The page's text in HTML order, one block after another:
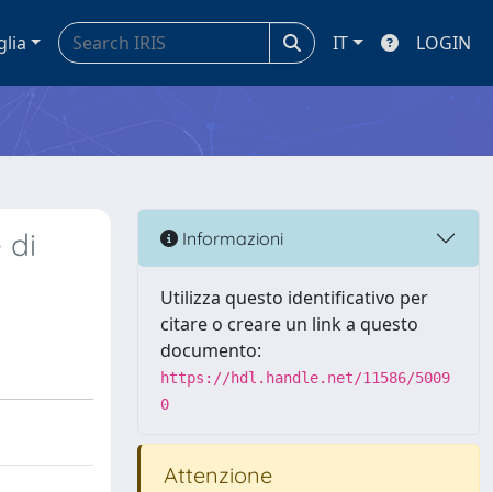
IT LOGIN
di
Informazioni
Utilizza questo identificativo per
citare o creare un link a questo
documento:
https://hdl.handle.net/11586/5009
0
Attenzione